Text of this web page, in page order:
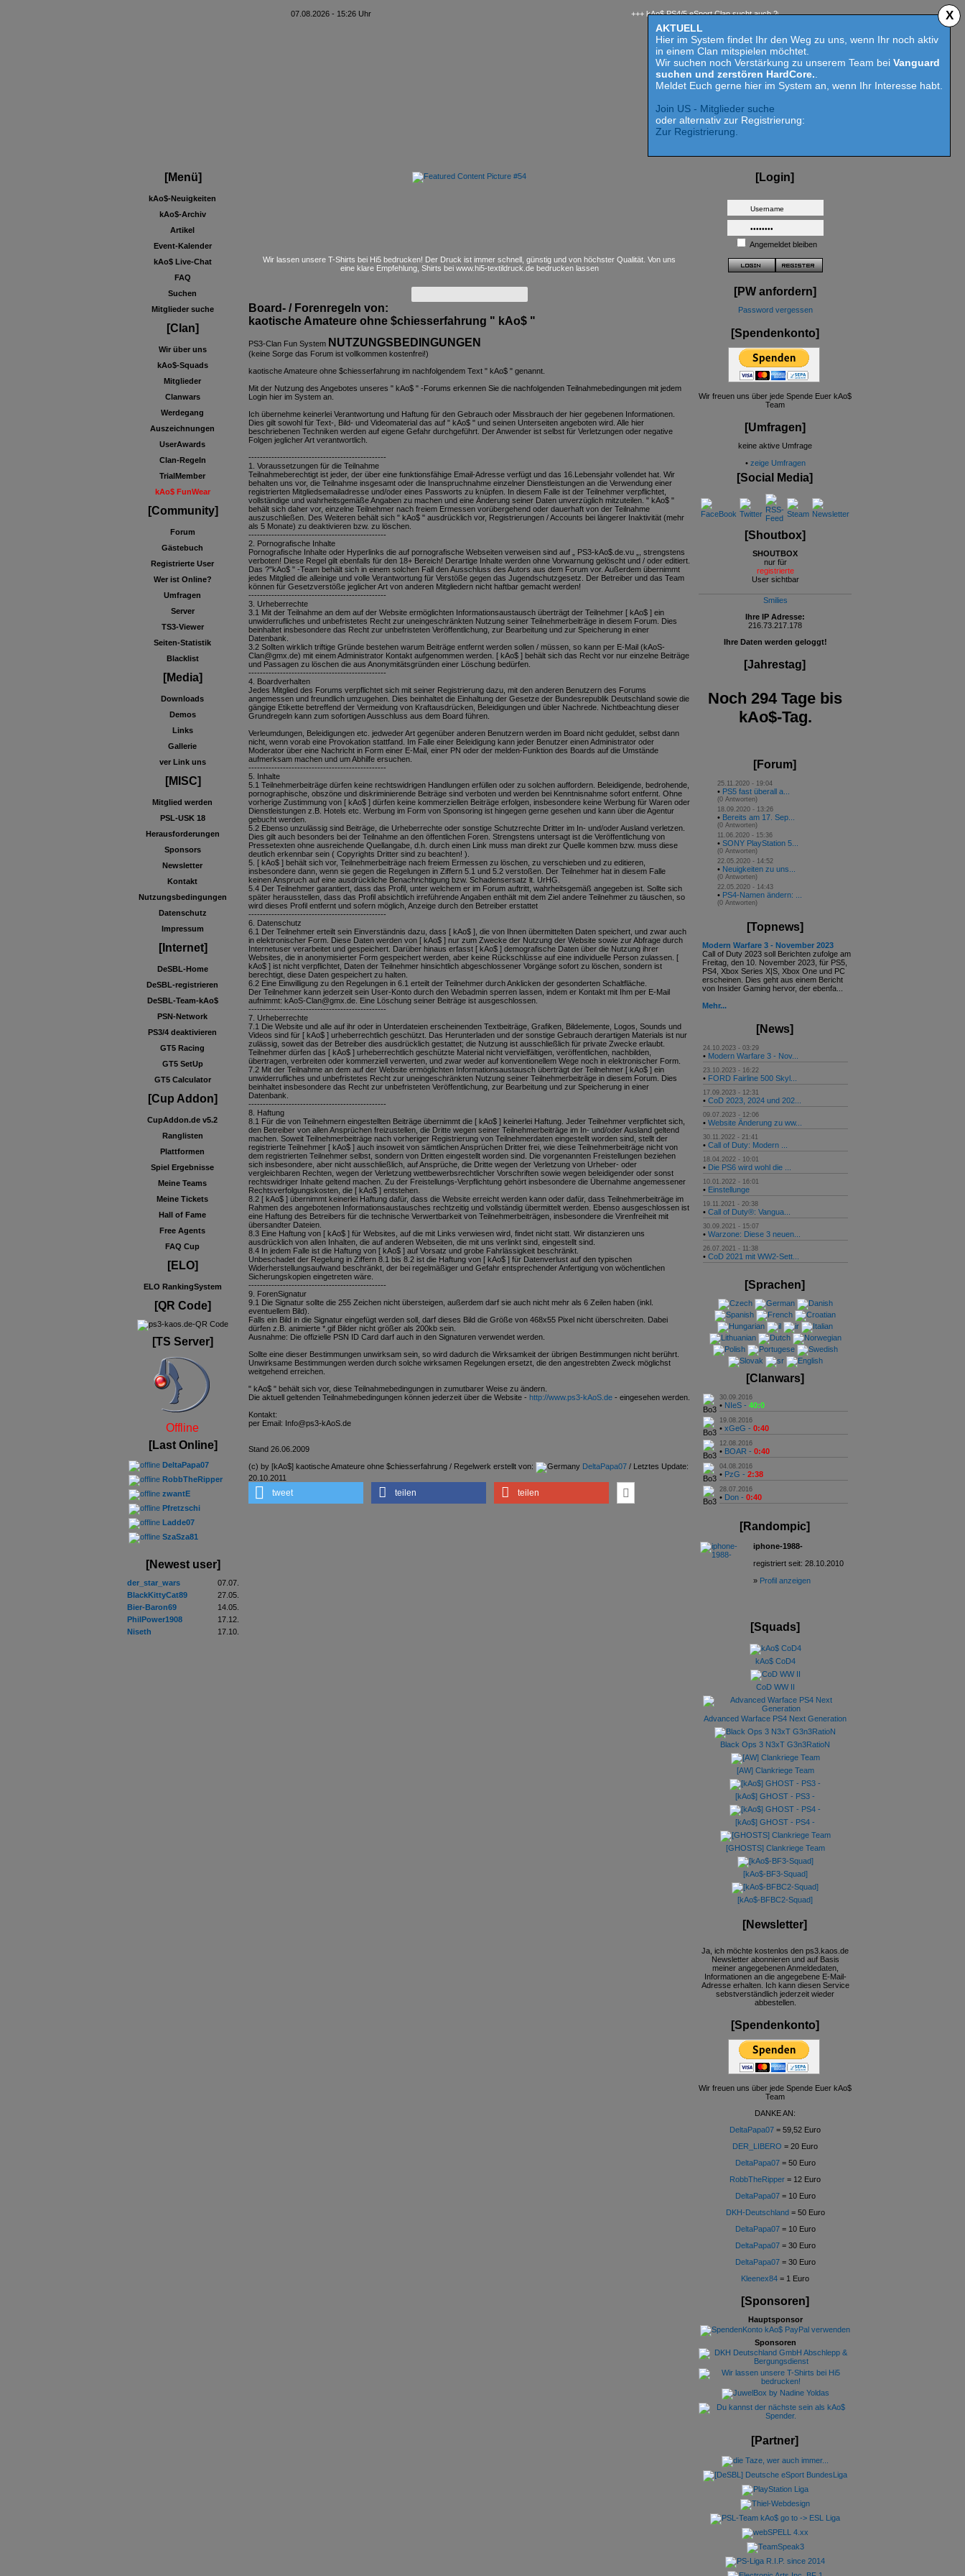
AKTUELL
Hier im System findet Ihr den Weg zu uns, wenn Ihr noch aktiv
in einem Clan mitspielen möchtet.
Wir suchen noch Verstärkung zu unserem Team bei Vanguard
suchen und zerstören HardCore.
Meldet Euch gerne hier im System an, wenn Ihr Interesse habt.
Join US - Mitglieder suche
oder alternativ zur Registrierung:
Zur Registrierung.
X
07.08.2026 - 15:26 Uhr +++ kAo$ PS4/5 eSport Clan sucht auch 2023 Competition aktive Mitspieler für Call of Duty MW 2 -
[Menü]
kAo$-Neuigkeiten
kAo$-Archiv
Artikel
Event-Kalender
kAo$ Live-Chat
FAQ
Suchen
Mitglieder suche
[Clan]
Wir über uns
kAo$-Squads
Mitglieder
Clanwars
Werdegang
Auszeichnungen
UserAwards
Clan-Regeln
TrialMember
kAo$ FunWear
[Community]
Forum
Gästebuch
Registrierte User
Wer ist Online?
Umfragen
Server
TS3-Viewer
Seiten-Statistik
Blacklist
[Media]
Downloads
Demos
Links
Gallerie
ver Link uns
[MISC]
Mitglied werden
PSL-USK 18
Herausforderungen
Sponsors
Newsletter
Kontakt
Nutzungsbedingungen
Datenschutz
Impressum
[Internet]
DeSBL-Home
DeSBL-registrieren
DeSBL-Team-kAo$
PSN-Network
PS3/4 deaktivieren
GT5 Racing
GT5 SetUp
GT5 Calculator
[Cup Addon]
CupAddon.de v5.2
Ranglisten
Plattformen
Spiel Ergebnisse
Meine Teams
Meine Tickets
Hall of Fame
Free Agents
FAQ Cup
[ELO]
ELO RankingSystem
[QR Code]
[TS Server]
Offline
[Last Online]
DeltaPapa07
RobbTheRipper
zwantE
Pfretzschi
Ladde07
SzaSza81
[Newest user]
der_star_wars
07.07.
BlackKittyCat89
27.05.
Bier-Baron69
14.05.
PhilPower1908
17.12.
Niseth
17.10.
Wir lassen unsere T-Shirts bei Hi5 bedrucken! Der Druck ist immer schnell, günstig und von höchster Qualität. Von uns
eine klare Empfehlung, Shirts bei www.hi5-textildruck.de bedrucken lassen
Board- / Forenregeln von:
kaotische Amateure ohne $chiesserfahrung " kAo$ "
PS3-Clan Fun System NUTZUNGSBEDINGUNGEN
(keine Sorge das Forum ist vollkommen kostenfrei!)
kaotische Amateure ohne $chiesserfahrung im nachfolgendem Text " kAo$ " genannt.
Mit der Nutzung des Angebotes unseres " kAo$ " -Forums erkennen Sie die nachfolgenden Teilnahmebedingungen mit jedem
Login hier im System an.
Ich übernehme keinerlei Verantwortung und Haftung für den Gebrauch oder Missbrauch der hier gegebenen Informationen.
Dies gilt sowohl für Text-, Bild- und Videomaterial das auf " kAo$ " und seinen Unterseiten angeboten wird. Alle hier
beschriebenen Techniken werden auf eigene Gefahr durchgeführt. Der Anwender ist selbst für Verletzungen oder negative
Folgen jeglicher Art verantwortlich.
------------------------------------------------
1. Voraussetzungen für die Teilnahme
Teilnahmeberechtigt ist jeder, der über eine funktionsfähige Email-Adresse verfügt und das 16.Lebensjahr vollendet hat. Wir
behalten uns vor, die Teilnahme insgesamt oder die Inanspruchnahme einzelner Dienstleistungen an die Verwendung einer
registrierten Mitgliedsemailadresse und/oder eines Passworts zu knüpfen. In diesem Falle ist der Teilnehmer verpflichtet,
vollständige und wahrheitsgemäße Angaben zu machen und eine Änderung seiner Daten unverzüglich mitzuteilen. " kAo$ "
behält sich daher vor, einzelne Teilnehmer nach freiem Ermessen vorübergehend oder dauerhaft von der Teilnahme
auszuschließen. Des Weiteren behält sich " kAo$ " ausdrücklich vor, Registrierungen / Accounts bei längerer Inaktivität (mehr
als 5 Monate) zu deaktivieren bzw. zu löschen.
------------------------------------------------
2. Pornografische Inhalte
Pornografische Inhalte oder Hyperlinks die auf pornografische Webseiten verweisen sind auf „ PS3-kAo$.de.vu „, strengstens
verboten! Diese Regel gilt ebenfalls für den 18+ Bereich! Derartige Inhalte werden ohne Vorwarnung gelöscht und / oder editiert.
Das ?"kAo$ " -Team behält sich in einem solchen Fall den Ausschluss des Autors aus dem Forum vor. Außerdem übernimmt
jedes Mitglied die alleinige und volle Verantwortung für Verstöße gegen das Jugendschutzgesetz. Der Betreiber und das Team
können für Gesetzverstöße jeglicher Art von anderen Mitgliedern nicht haftbar gemacht werden!
------------------------------------------------
3. Urheberrechte
3.1 Mit der Teilnahme an dem auf der Website ermöglichten Informationsaustausch überträgt der Teilnehmer [ kAo$ ] ein
unwiderrufliches und unbefristetes Recht zur uneingeschränkten Nutzung seiner Teilnehmerbeiträge in diesem Forum. Dies
beinhaltet insbesondere das Recht zur unbefristeten Veröffentlichung, zur Bearbeitung und zur Speicherung in einer
Datenbank.
3.2 Sollten wirklich triftige Gründe bestehen warum Beiträge entfernt werden sollen / müssen, so kann per E-Mail (kAoS-
Clan@gmx.de) mit einem Administrator Kontakt aufgenommen werden. [ kAo$ ] behält sich das Recht vor nur einzelne Beiträge
und Passagen zu löschen die aus Anonymitätsgründen einer Löschung bedürfen.
------------------------------------------------
4. Boardverhalten
Jedes Mitglied des Forums verpflichtet sich mit seiner Registrierung dazu, mit den anderen Benutzern des Forums
angemessen und freundlich umzugehen. Dies beinhaltet die Einhaltung der Gesetze der Bundesrepublik Deutschland sowie die
gängige Etikette betreffend der Vermeidung von Kraftausdrücken, Beleidigungen und übler Nachrede. Nichtbeachtung dieser
Grundregeln kann zum sofortigen Ausschluss aus dem Board führen.
Verleumdungen, Beleidigungen etc. jedweder Art gegenüber anderen Benutzern werden im Board nicht geduldet, selbst dann
nicht, wenn vorab eine Provokation stattfand. Im Falle einer Beleidigung kann jeder Benutzer einen Administrator oder
Moderator über eine Nachricht in Form einer E-Mail, einer PN oder der melden-Funktion des Boards auf die Umstände
aufmerksam machen und um Abhilfe ersuchen.
------------------------------------------------
5. Inhalte
5.1 Teilnehmerbeiträge dürfen keine rechtswidrigen Handlungen erfüllen oder zu solchen auffordern. Beleidigende, bedrohende,
pornographische, obszöne und diskriminierende Beiträge sind verboten und werden bei Kenntnisnahme sofort entfernt. Ohne
vorherige Zustimmung von [ kAo$ ] dürfen keine kommerziellen Beiträge erfolgen, insbesondere keine Werbung für Waren oder
Dienstleistungen z.B. Hotels etc. Werbung im Form von Sponsoring ist hingegen gerne gesehen und kann über die Agentur
gebucht werden.
5.2 Ebenso unzulässig sind Beiträge, die Urheberrechte oder sonstige Schutzrechte Dritter im In- und/oder Ausland verletzen.
Dies gilt auch besonders bei der Teilnahme an den öffentlichen Foren. Strengstens untersagt ist die Veröffentlichung von
Pressetexten ohne ausreichende Quellangabe, d.h. durch einen Link muss man direkt zur Quelle kommen bzw. muss diese
deutlich erkennbar sein ( Copyrights Dritter sind zu beachten! ).
5. [ kAo$ ] behält sich vor, Teilnehmerbeiträge nach freiem Ermessen zu löschen, zu verschieben und zu editieren,
insbesondere dann, wenn sie gegen die Regelungen in Ziffern 5.1 und 5.2 verstoßen. Der Teilnehmer hat in diesem Falle
keinen Anspruch auf eine ausdrückliche Benachrichtigung bzw. Schadensersatz lt. UrHG.
5.4 Der Teilnehmer garantiert, dass das Profil, unter welchem er im Forum auftritt, wahrheitsgemäß angegeben ist. Sollte sich
später herausstellen, dass das Profil absichtlich irreführende Angaben enthält mit dem Ziel andere Teilnehmer zu täuschen, so
wird dieses Profil entfernt und sofern möglich, Anzeige durch den Betreiber erstattet
------------------------------------------------
6. Datenschutz
6.1 Der Teilnehmer erteilt sein Einverständnis dazu, dass [ kAo$ ], die von Ihnen übermittelten Daten speichert, und zwar auch
in elektronischer Form. Diese Daten werden von [ kAo$ ] nur zum Zwecke der Nutzung der Website sowie zur Abfrage durch
Internetuser verarbeitet und gespeichert. Darüber hinaus erfasst [ kAo$ ] demografische Daten über die Nutzung ihrer
Websites, die in anonymisierter Form gespeichert werden, aber keine Rückschlüsse auf eine individuelle Person zulassen. [
kAo$ ] ist nicht verpflichtet, Daten der Teilnehmer hinsichtlich abgeschlossener Vorgänge sofort zu löschen, sondern ist
berechtigt, diese Daten gespeichert zu halten.
6.2 Eine Einwilligung zu den Regelungen in 6.1 erteilt der Teilnehmer durch Anklicken der gesonderten Schaltfläche.
Der Teilnehmer kann jederzeit sein User-Konto durch den Webadmin sperren lassen, indem er Kontakt mit Ihm per E-Mail
aufnimmt: kAoS-Clan@gmx.de. Eine Löschung seiner Beiträge ist ausgeschlossen.
------------------------------------------------
7. Urheberrechte
7.1 Die Website und alle auf ihr oder in Unterdateien erscheinenden Textbeiträge, Grafiken, Bildelemente, Logos, Sounds und
Videos sind für [ kAo$ ] urheberrechtlich geschützt. Das Herunterladen und der sonstige Gebrauch derartigen Materials ist nur
zulässig, soweit das der Betreiber dies ausdrücklich gestattet; die Nutzung ist ausschließlich für private Zwecke erlaubt.
Teilnehmer dürfen das [ kAo$ ] urheberrechtlich geschützte Material nicht vervielfältigen, veröffentlichen, nachbilden,
übertragen, verbreiten oder kommerziell verwerten, und zwar weder auf konventionellem Wege noch in elektronischer Form.
7.2 Mit der Teilnahme an dem auf der Website ermöglichten Informationsaustausch überträgt der Teilnehmer [ kAo$ ] ein
unwiderrufliches und unbefristetes Recht zur uneingeschränkten Nutzung seiner Teilnehmerbeiträge in diesem Forum. Dies
beinhaltet insbesondere das Recht zur unbefristeten Veröffentlichung, zur Bearbeitung und zur Speicherung in einer
Datenbank.
------------------------------------------------
8. Haftung
8.1 Für die von Teilnehmern eingestellten Beiträge übernimmt die [ kAo$ ] keinerlei Haftung. Jeder Teilnehmer verpflichtet sich,
den Betreiber von allen Ansprüchen freizustellen, die Dritte wegen seiner Teilnehmerbeiträge im In- und/oder Ausland geltend
machen. Soweit Teilnehmerbeiträge nach vorheriger Registrierung von Teilnehmerdaten eingestellt worden sind, stellt der
registrierte Teilnehmer [ kAo$ ] auch insoweit von sämtlichen Ansprüchen Dritter frei, wie diese Teilnehmerbeiträge nicht von
dem registrierten Teilnehmer selbst, sondern von Dritten eingestellt worden sind. Die vorgenannten Freistellungen beziehen
sich insbesondere, aber nicht ausschließlich, auf Ansprüche, die Dritte wegen der Verletzung von Urheber- oder
vergleichbaren Rechten, wegen der Verletzung wettbewerbsrechtlicher Vorschriften sowie wegen beleidigender oder sonst
rechtswidriger Inhalte geltend machen. Zu der Freistellungs-Verpflichtung gehört insbesondere die Übernahme angemessener
Rechtsverfolgungskosten, die [ kAo$ ] entstehen.
8.2 [ kAo$ ] übernimmt keinerlei Haftung dafür, dass die Website erreicht werden kann oder dafür, dass Teilnehmerbeiträge im
Rahmen des angebotenen Informationsaustausches rechtzeitig und vollständig übermittelt werden. Ebenso ausgeschlossen ist
eine Haftung des Betreibers für die technische Verwertbarkeit von Teilnehmerbeiträgen, insbesondere die Virenfreiheit mit
übersandter Dateien.
8.3 Eine Haftung von [ kAo$ ] für Websites, auf die mit Links verwiesen wird, findet nicht statt. Wir distanzieren uns
ausdrücklich von allen Inhalten, die auf anderen Webseiten, die mit uns verlinkt sind, eingestellt sind.
8.4 In jedem Falle ist die Haftung von [ kAo$ ] auf Vorsatz und grobe Fahrlässigkeit beschränkt.
Unbeschadet der Regelung in Ziffern 8.1 bis 8.2 ist die Haftung von [ kAo$ ] für Datenverlust auf den typischen
Widerherstellungsaufwand beschränkt, der bei regelmäßiger und Gefahr entsprechender Anfertigung von wöchentlichen
Sicherungskopien eingetreten wäre.
------------------------------------------------
9. ForenSignatur
9.1 Die Signatur sollte die 255 Zeichen nicht übersteigen, außerdem darf sie auch nicht mehr als 6 Zeilen haben (inkl.
eventuellem Bild).
Falls ein Bild in die Signatur eingefügt werden soll, darf dieses Bild die Größe von 468x55 Pixel nicht überschreiten. Dabei
dürfen z.B. animierte *.gif Bilder nicht größer als 200kb sein.
Ausnahme: Die offizielle PSN ID Card darf auch in den Signaturen verwendet werden.
Sollte eine dieser Bestimmungen unwirksam sein, so wird dadurch die Wirksamkeit der übrigen Bestimmungen nicht berührt.
Unwirksame Bestimmungen werden durch solche wirksamen Regelungen ersetzt, die den angestrebten Zweck möglichst
weitgehend erreichen.
" kAo$ " behält sich vor, diese Teilnahmebedingungen in zumutbarer Weise zu ändern.
Die aktuell geltenden Teilnahmebedingungen können jederzeit über die Website - http://www.ps3-kAoS.de - eingesehen werden.
Kontakt:
per Email: Info@ps3-kAoS.de
Stand 26.06.2009
(c) by [kAo$] kaotische Amateure ohne $chiesserfahrung / Regelwerk erstellt von:
DeltaPapa07 / Letztes Update:
20.10.2011
tweet teilen teilen
[Login]
Angemeldet bleiben
[PW anfordern]
Password vergessen
[Spendenkonto]
Wir freuen uns über jede Spende Euer kAo$
Team
[Umfragen]
keine aktive Umfrage
• zeige Umfragen
[Social Media]
[Shoutbox]
SHOUTBOX
nur für
registrierte
User sichtbar
Smilies
Ihre IP Adresse:
216.73.217.178
Ihre Daten werden geloggt!
[Jahrestag]
Noch 294 Tage bis
kAo$-Tag.
[Forum]
25.11.2020 - 19:04
• PS5 fast überall a...
(0 Antworten)
18.09.2020 - 13:26
• Bereits am 17. Sep...
(0 Antworten)
11.06.2020 - 15:36
• SONY PlayStation 5...
(0 Antworten)
22.05.2020 - 14:52
• Neuigkeiten zu uns...
(0 Antworten)
22.05.2020 - 14:43
• PS4-Namen ändern: ...
(0 Antworten)
[Topnews]
Modern Warfare 3 - November 2023
Call of Duty 2023 soll Berichten zufolge am
Freitag, den 10. November 2023, für PS5,
PS4, Xbox Series X|S, Xbox One und PC
erscheinen. Dies geht aus einem Bericht
von Insider Gaming hervor, der ebenfa...
Mehr...
[News]
24.10.2023 - 03:29
• Modern Warfare 3 - Nov...
23.10.2023 - 16:22
• FORD Fairline 500 Skyl...
17.09.2023 - 12:31
• CoD 2023, 2024 und 202...
09.07.2023 - 12:06
• Website Änderung zu ww...
30.11.2022 - 21:41
• Call of Duty: Modern ...
18.04.2022 - 10:01
• Die PS6 wird wohl die ...
10.01.2022 - 16:01
• Einstellunge
19.11.2021 - 20:38
• Call of Duty®: Vangua...
30.09.2021 - 15:07
• Warzone: Diese 3 neuen...
26.07.2021 - 11:38
• CoD 2021 mit WW2-Sett...
[Sprachen]
[Clanwars]
30.09.2016
• NIeS - 40:0
19.08.2016
• xGeG - 0:40
12.08.2016
• BOAR - 0:40
04.08.2016
• PzG - 2:38
28.07.2016
• Don - 0:40
[Randompic]
iphone-1988-
registriert seit: 28.10.2010
» Profil anzeigen
[Squads]
kAo$ CoD4
CoD WW II
Advanced Warface PS4 Next Generation
Black Ops 3 N3xT G3n3RatioN
[AW] Clankriege Team
[kAo$] GHOST - PS3 -
[kAo$] GHOST - PS4 -
[GHOSTS] Clankriege Team
[kAo$-BF3-Squad]
[kAo$-BFBC2-Squad]
[Newsletter]
Ja, ich möchte kostenlos den ps3.kaos.de
Newsletter abonnieren und auf Basis
meiner angegebenen Anmeldedaten,
Informationen an die angegebene E-Mail-
Adresse erhalten. Ich kann diesen Service
sebstverständlich jederzeit wieder
abbestellen.
[Spendenkonto]
Wir freuen uns über jede Spende Euer kAo$
Team
DANKE AN:
DeltaPapa07 = 59,52 Euro
DER_LIBERO = 20 Euro
DeltaPapa07= 50 Euro
RobbTheRipper = 12 Euro
DeltaPapa07= 10 Euro
DKH-Deutschland = 50 Euro
DeltaPapa07= 10 Euro
DeltaPapa07= 30 Euro
DeltaPapa07= 30 Euro
Kleenex84 = 1 Euro
[Sponsoren]
Hauptsponsor
Sponsoren
[Partner]